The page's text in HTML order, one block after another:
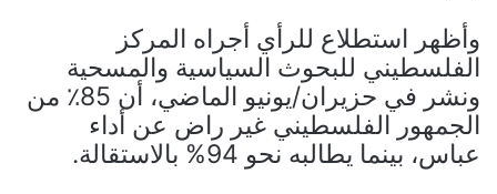
وأظهر استطلاع للرأي أجراه المركز
الفلسطيني للبحوث السياسية والمسحية
ونشر في حزيران/يونيو الماضي، أن 85٪ من
الجمهور الفلسطيني غير راض عن أداء
عباس، بينما يطالبه نحو 94% بالاستقالة.